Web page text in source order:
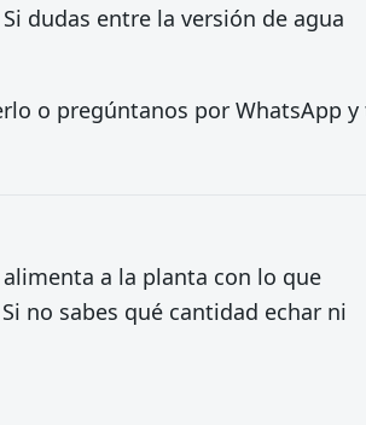
dudas entre la versión de agua
o pregúntanos por WhatsApp y
alimenta a la planta con lo que
no sabes qué cantidad echar ni